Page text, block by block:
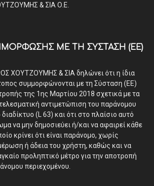
& ΣΙΑ Ο.Ε.
ΜΕ ΤΗ ΣΎΣΤΑΣΗ (ΕΕ)
ΧΟΥΤΖΟΥΜΗΣ & ΣΙΑ δηλώνει ότι η ίδια
συμμορφώνονται με τη Σύσταση (ΕΕ)
της 1ης Μαρτίου 2018 σχετικά με τα
αντιμετώπιση του παράνομου
(L 63) και ότι στο πλαίσιο αυτό
να μην δημοσιεύει ή/και να αφαιρεί κάθε
κρίνει ότι είναι παράνομο, χωρίς
ή άδεια του χρήστη, καθώς και να
προληπτικό μέτρο για την αποτροπή
περιεχομένου.